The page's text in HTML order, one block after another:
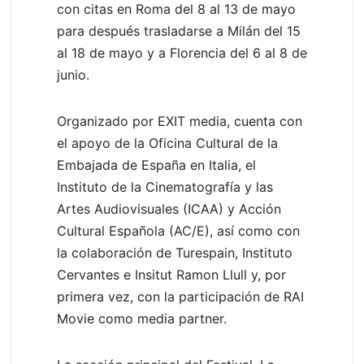
con citas en Roma del 8 al 13 de mayo
para después trasladarse a Milán del 15
al 18 de mayo y a Florencia del 6 al 8 de
junio.
Organizado por EXIT media, cuenta con
el apoyo de la Oficina Cultural de la
Embajada de España en Italia, el
Instituto de la Cinematografía y las
Artes Audiovisuales (ICAA) y Acción
Cultural Española (AC/E), así como con
la colaboración de Turespain, Instituto
Cervantes e Insitut Ramon Llull y, por
primera vez, con la participación de RAI
Movie como media partner.